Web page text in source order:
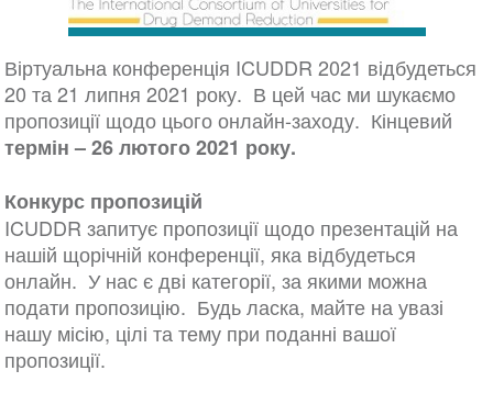
Віртуальна конференція ICUDDR 2021 відбудеться
20 та 21 липня 2021 року. В цей час ми шукаємо
пропозиції щодо цього онлайн-заходу. Кінцевий
термін – 26 лютого 2021 року.
Конкурс пропозицій
ICUDDR запитує пропозиції щодо презентацій на
нашій щорічній конференції, яка відбудеться
онлайн. У нас є дві категорії, за якими можна
подати пропозицію. Будь ласка, майте на увазі
нашу місію, цілі та тему при поданні вашої
пропозиції.